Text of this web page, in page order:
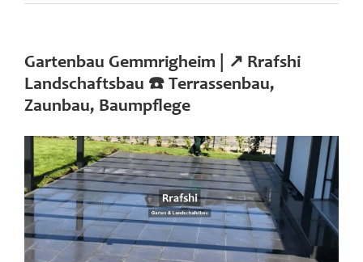
Gartenbau Gemmrigheim | ↗️ Rrafshi
Landschaftsbau ☎️ Terrassenbau,
Zaunbau, Baumpflege